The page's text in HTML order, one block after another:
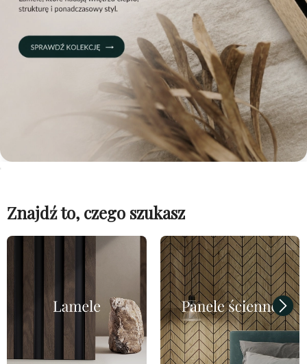
Znajdź to, czego szukasz